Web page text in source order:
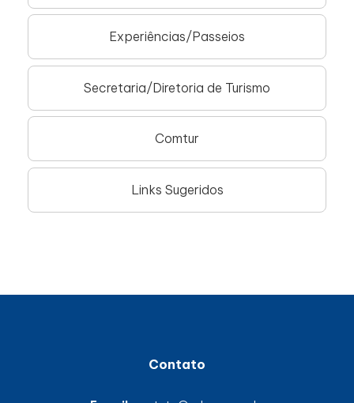
Experiências/Passeios
Secretaria/Diretoria de Turismo
Comtur
Links Sugeridos
Contato